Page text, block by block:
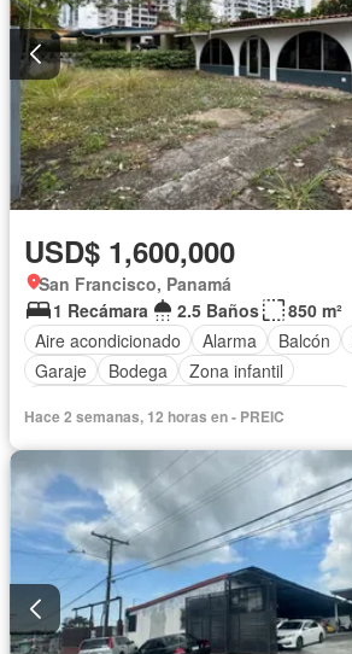
USD$ 1,600,000
San Francisco, Panamá
1 Recámara
2.5 Baños
850 m²
Aire acondicionado
Alarma Balcón
Garaje
Bodega
Zona infantil
Cocina equipada
Chimenea
Internet Jacuzzi
Gas natural
Vista panorámica Sauna
Cuarto de servicio
Piscina Cancha
Patio
Hace 2 semanas, 12 horas en - PREIC